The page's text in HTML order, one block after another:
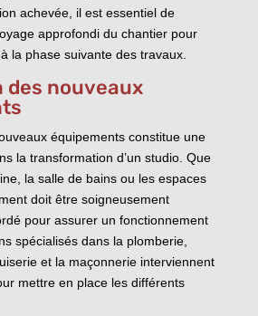
achevée, il est essentiel de
approfondi du chantier pour
la phase suivante des travaux.
nouveaux
équipements constitue une
la transformation d’un studio. Que
la salle de bains ou les espaces
doit être soigneusement
pour assurer un fonctionnement
spécialisés dans la plomberie,
et la maçonnerie interviennent
mettre en place les différents